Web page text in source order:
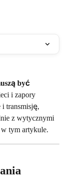
być
i zapory
transmisję,
z wytycznymi
tym artykule.